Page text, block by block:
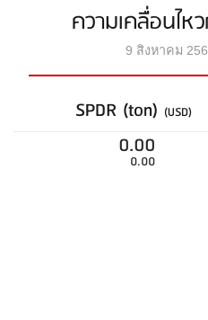
ความเคลื่อนไ
9 สิงหาคม
SPDR (ton) (USD)
0.00
0.00